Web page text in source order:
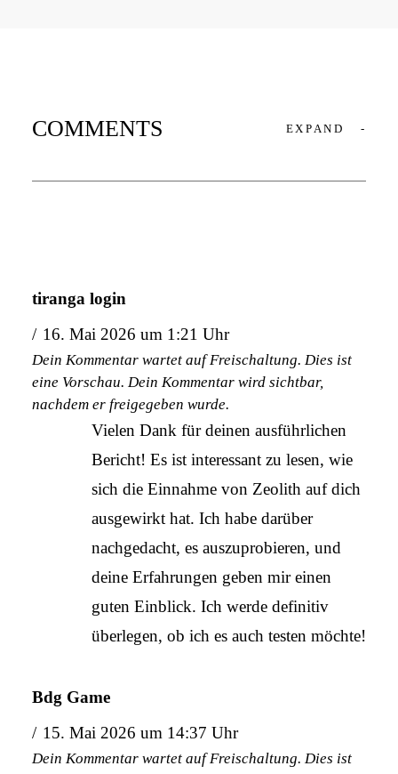
COMMENTS EXPAND -
tiranga login
16. Mai 2026 um 1:21 Uhr
Dein Kommentar wartet auf Freischaltung. Dies ist
eine Vorschau. Dein Kommentar wird sichtbar,
nachdem er freigegeben wurde.
Vielen Dank für deinen ausführlichen
Bericht! Es ist interessant zu lesen, wie
sich die Einnahme von Zeolith auf dich
ausgewirkt hat. Ich habe darüber
nachgedacht, es auszuprobieren, und
deine Erfahrungen geben mir einen
guten Einblick. Ich werde definitiv
überlegen, ob ich es auch testen möchte!
Bdg Game
15. Mai 2026 um 14:37 Uhr
Dein Kommentar wartet auf Freischaltung. Dies ist